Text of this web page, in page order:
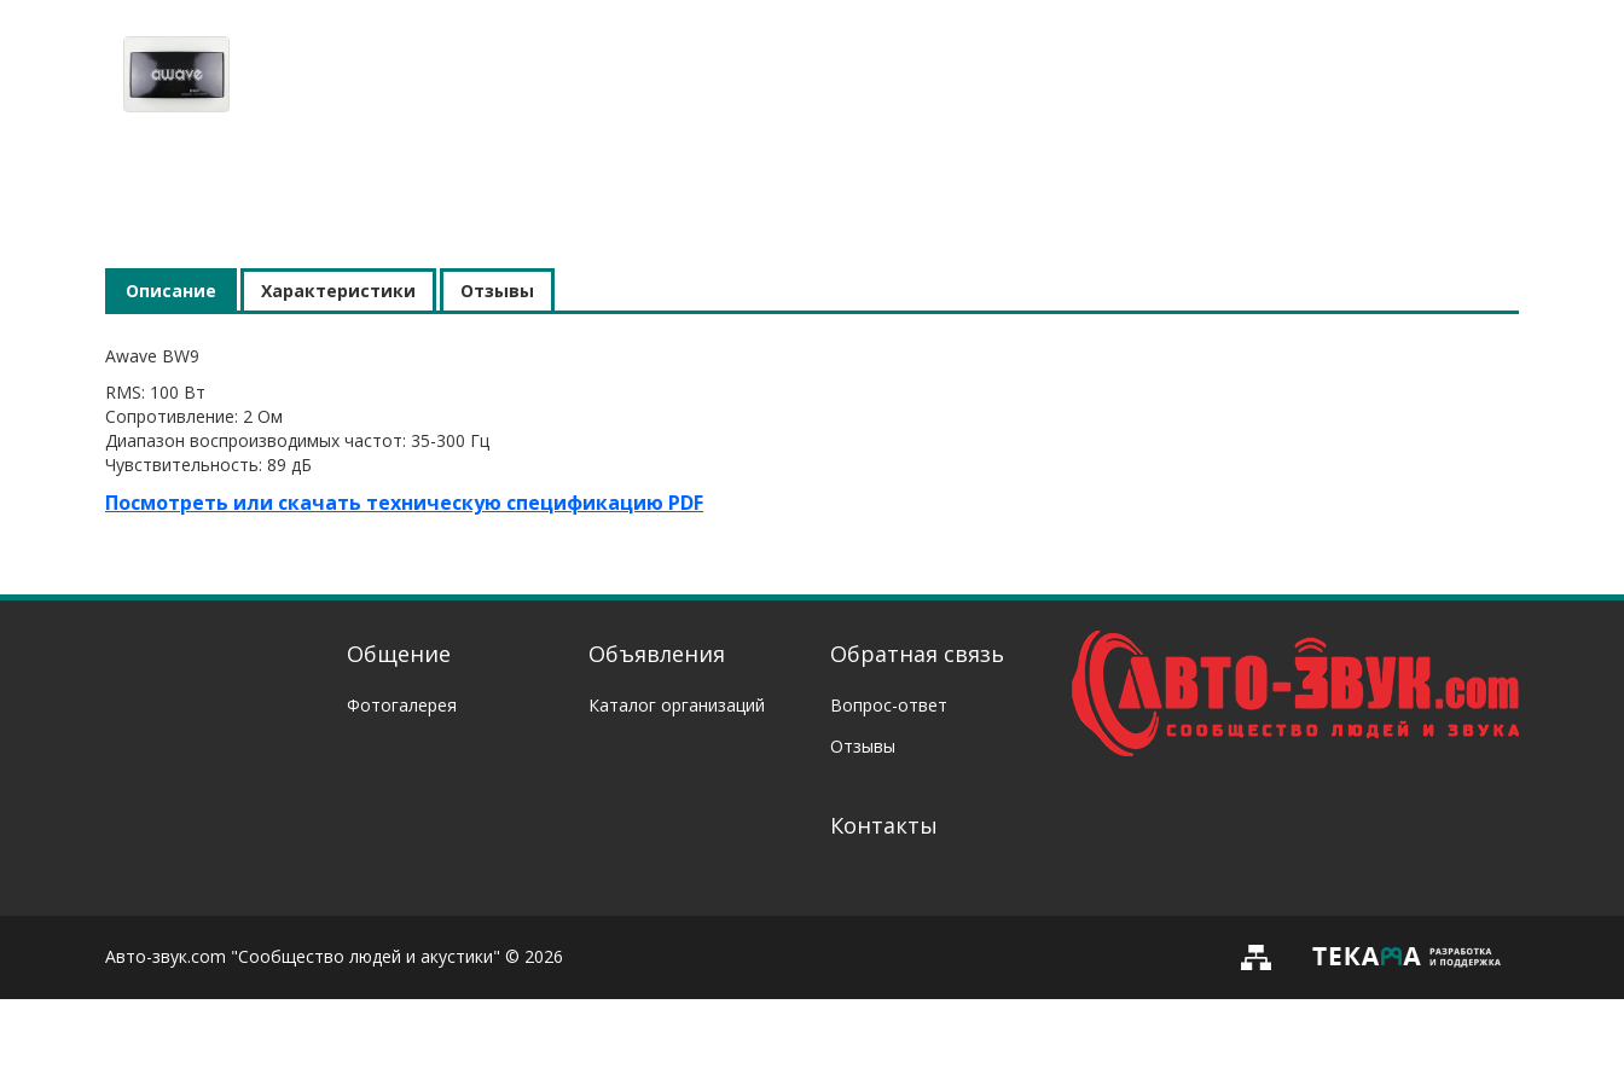
Описание Характеристики Отзывы
Awave BW9
RMS: 100 Вт
​Сопротивление: 2 Ом
Диапазон воспроизводимых частот: 35-300 Гц
Чувствительность: 89 дБ
Посмотреть или скачать техническую спецификацию PDF
Общение
Фотогалерея
Объявления
Каталог организаций
Обратная связь
Вопрос-ответ
Отзывы
Контакты
Авто-звук.com "Сообщество людей и акустики" © 2026